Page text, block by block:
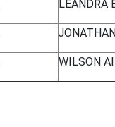
LEANDRA
WILSON